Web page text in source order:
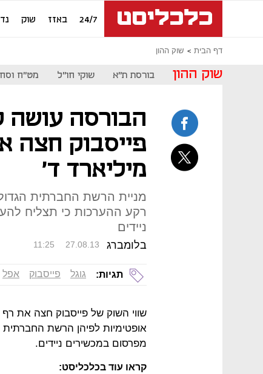
24/7 באזז שוק
דף הבית שוק ההון
שוק ההון בורסת ת"א שוקי חו"ל מט"ח
הבורסה עושה
מיליארד ד'
רקע ההערכות כי תצליח
ניידים
בלומברג 11:25 27.08.13
תגיות: גוגל פייסבוק אפל
אופטימיות לפיהן הרשת
מפרסום במכשירים ניידים.
קראו עוד בכלכליסט: